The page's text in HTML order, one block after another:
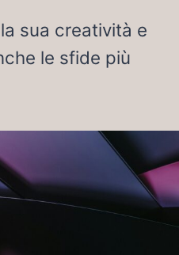
sua creatività e
le sfide più